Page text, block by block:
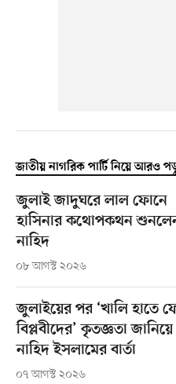
জাতীয় নাগরিক পার্টি নিয়ে আরও
জুলাই জাদুঘরে লাল ফোনে
হাসিনার কথোপকথন
নাহিদ
০৮ আগস্ট ২০২৬
জুলাইয়ের পর ‘খালি হাতে
বিপ্লবীদের’ কৃতজ্ঞতা জানিয়ে
নাহিদ ইসলামের বার্তা
০৭ আগস্ট ২০২৬